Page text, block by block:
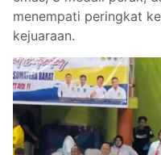
menempati peringkat
kejuaraan.